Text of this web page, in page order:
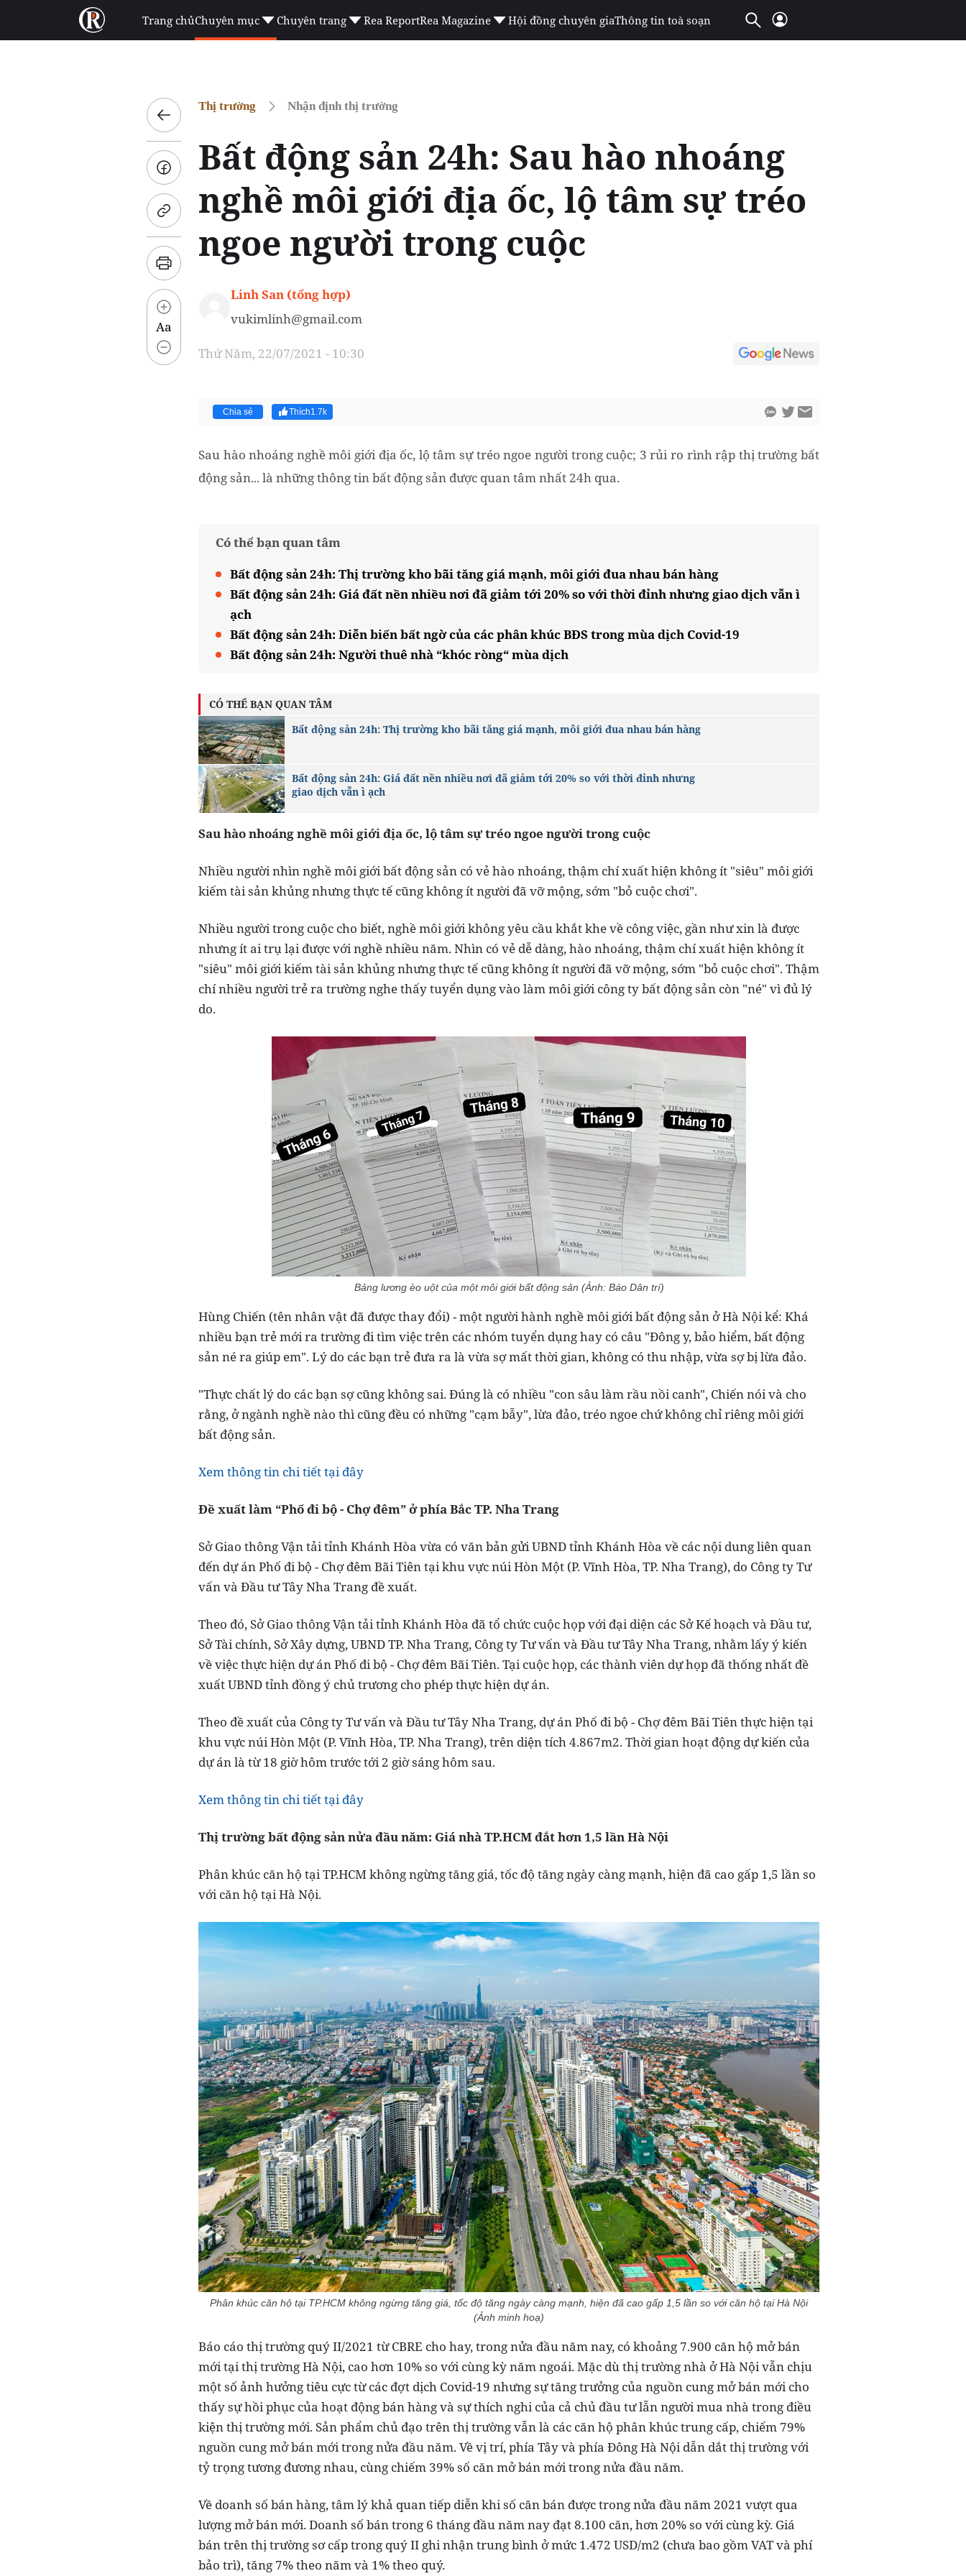
Trang chủChuyên mục Chuyên trang Rea ReportRea Magazine Hội đồng chuyên giaThông tin toà soạn
Aa
Thị trường Nhận định thị trường
Bất động sản 24h: Sau hào nhoáng
nghề môi giới địa ốc, lộ tâm sự tréo
ngoe người trong cuộc
Linh San (tổng hợp)
vukimlinh@gmail.com
Thứ Năm, 22/07/2021 - 10:30
Chia sẻ Thích1.7k
Sau hào nhoáng nghề môi giới địa ốc, lộ tâm sự tréo ngoe người trong cuộc; 3 rủi ro rình rập thị trường bất
động sản... là những thông tin bất động sản được quan tâm nhất 24h qua.
Có thể bạn quan tâm
Bất động sản 24h: Thị trường kho bãi tăng giá mạnh, môi giới đua nhau bán hàng
Bất động sản 24h: Giá đất nền nhiều nơi đã giảm tới 20% so với thời đỉnh nhưng giao dịch vẫn ì
ạch
Bất động sản 24h: Diễn biến bất ngờ của các phân khúc BĐS trong mùa dịch Covid-19
Bất động sản 24h: Người thuê nhà “khóc ròng“ mùa dịch
CÓ THỂ BẠN QUAN TÂM
Bất động sản 24h: Thị trường kho bãi tăng giá mạnh, môi giới đua nhau bán hàng
Bất động sản 24h: Giá đất nền nhiều nơi đã giảm tới 20% so với thời đỉnh nhưng
giao dịch vẫn ì ạch
Sau hào nhoáng nghề môi giới địa ốc, lộ tâm sự tréo ngoe người trong cuộc
Nhiều người nhìn nghề môi giới bất động sản có vẻ hào nhoáng, thậm chí xuất hiện không ít "siêu" môi giới
kiếm tài sản khủng nhưng thực tế cũng không ít người đã vỡ mộng, sớm "bỏ cuộc chơi".
Nhiều người trong cuộc cho biết, nghề môi giới không yêu cầu khắt khe về công việc, gần như xin là được
nhưng ít ai trụ lại được với nghề nhiều năm. Nhìn có vẻ dễ dàng, hào nhoáng, thậm chí xuất hiện không ít
"siêu" môi giới kiếm tài sản khủng nhưng thực tế cũng không ít người đã vỡ mộng, sớm "bỏ cuộc chơi". Thậm
chí nhiều người trẻ ra trường nghe thấy tuyển dụng vào làm môi giới công ty bất động sản còn "né" vì đủ lý
do.
Bảng lương èo uột của một môi giới bất động sản (Ảnh: Báo Dân trí)
Hùng Chiến (tên nhân vật đã được thay đổi) - một người hành nghề môi giới bất động sản ở Hà Nội kể: Khá
nhiều bạn trẻ mới ra trường đi tìm việc trên các nhóm tuyển dụng hay có câu "Đông y, bảo hiểm, bất động
sản né ra giúp em". Lý do các bạn trẻ đưa ra là vừa sợ mất thời gian, không có thu nhập, vừa sợ bị lừa đảo.
"Thực chất lý do các bạn sợ cũng không sai. Đúng là có nhiều "con sâu làm rầu nồi canh", Chiến nói và cho
rằng, ở ngành nghề nào thì cũng đều có những "cạm bẫy", lừa đảo, tréo ngoe chứ không chỉ riêng môi giới
bất động sản.
Xem thông tin chi tiết tại đây
Đề xuất làm “Phố đi bộ - Chợ đêm” ở phía Bắc TP. Nha Trang
Sở Giao thông Vận tải tỉnh Khánh Hòa vừa có văn bản gửi UBND tỉnh Khánh Hòa về các nội dung liên quan
đến dự án Phố đi bộ - Chợ đêm Bãi Tiên tại khu vực núi Hòn Một (P. Vĩnh Hòa, TP. Nha Trang), do Công ty Tư
vấn và Đầu tư Tây Nha Trang đề xuất.
Theo đó, Sở Giao thông Vận tải tỉnh Khánh Hòa đã tổ chức cuộc họp với đại diện các Sở Kế hoạch và Đầu tư,
Sở Tài chính, Sở Xây dựng, UBND TP. Nha Trang, Công ty Tư vấn và Đầu tư Tây Nha Trang, nhằm lấy ý kiến
về việc thực hiện dự án Phố đi bộ - Chợ đêm Bãi Tiên. Tại cuộc họp, các thành viên dự họp đã thống nhất đề
xuất UBND tỉnh đồng ý chủ trương cho phép thực hiện dự án.
Theo đề xuất của Công ty Tư vấn và Đầu tư Tây Nha Trang, dự án Phố đi bộ - Chợ đêm Bãi Tiên thực hiện tại
khu vực núi Hòn Một (P. Vĩnh Hòa, TP. Nha Trang), trên diện tích 4.867m2. Thời gian hoạt động dự kiến của
dự án là từ 18 giờ hôm trước tới 2 giờ sáng hôm sau.
Xem thông tin chi tiết tại đây
Thị trường bất động sản nửa đầu năm: Giá nhà TP.HCM đắt hơn 1,5 lần Hà Nội
Phân khúc căn hộ tại TP.HCM không ngừng tăng giá, tốc độ tăng ngày càng mạnh, hiện đã cao gấp 1,5 lần so
với căn hộ tại Hà Nội.
Phân khúc căn hộ tại TP.HCM không ngừng tăng giá, tốc độ tăng ngày càng mạnh, hiện đã cao gấp 1,5 lần so với căn hộ tại Hà Nội
(Ảnh minh hoạ)
Báo cáo thị trường quý II/2021 từ CBRE cho hay, trong nửa đầu năm nay, có khoảng 7.900 căn hộ mở bán
mới tại thị trường Hà Nội, cao hơn 10% so với cùng kỳ năm ngoái. Mặc dù thị trường nhà ở Hà Nội vẫn chịu
một số ảnh hưởng tiêu cực từ các đợt dịch Covid-19 nhưng sự tăng trưởng của nguồn cung mở bán mới cho
thấy sự hồi phục của hoạt động bán hàng và sự thích nghi của cả chủ đầu tư lẫn người mua nhà trong điều
kiện thị trường mới. Sản phẩm chủ đạo trên thị trường vẫn là các căn hộ phân khúc trung cấp, chiếm 79%
nguồn cung mở bán mới trong nửa đầu năm. Về vị trí, phía Tây và phía Đông Hà Nội dẫn dắt thị trường với
tỷ trọng tương đương nhau, cùng chiếm 39% số căn mở bán mới trong nửa đầu năm.
Về doanh số bán hàng, tâm lý khả quan tiếp diễn khi số căn bán được trong nửa đầu năm 2021 vượt qua
lượng mở bán mới. Doanh số bán trong 6 tháng đầu năm nay đạt 8.100 căn, hơn 20% so với cùng kỳ. Giá
bán trên thị trường sơ cấp trong quý II ghi nhận trung bình ở mức 1.472 USD/m2 (chưa bao gồm VAT và phí
bảo trì), tăng 7% theo năm và 1% theo quý.